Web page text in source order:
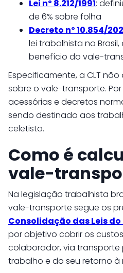
Lei nº 8.212/1991:
de 6% sobre folha
Decreto nº 10.854/
lei trabalhista no
benefício do vale-
Especificamente, a CLT
sobre o vale-transporte.
acessórias e decretos
sendo destinado aos
celetista.
Como é
vale-
Na legislação trabalhista
vale-transporte segue os
Consolidação das Leis
por objetivo cobrir os
colaborador, via
trabalho e do seu retorno à